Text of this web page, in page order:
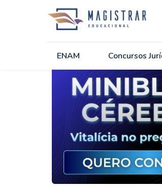
ENAM Concursos